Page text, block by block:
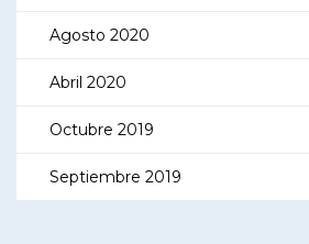
Agosto 2020
Abril 2020
Octubre 2019
Septiembre 2019